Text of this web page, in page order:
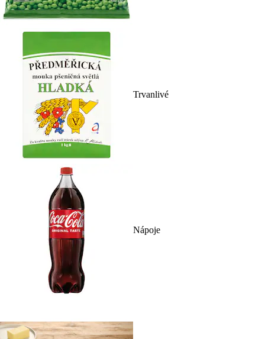
Trvanlivé
Nápoje